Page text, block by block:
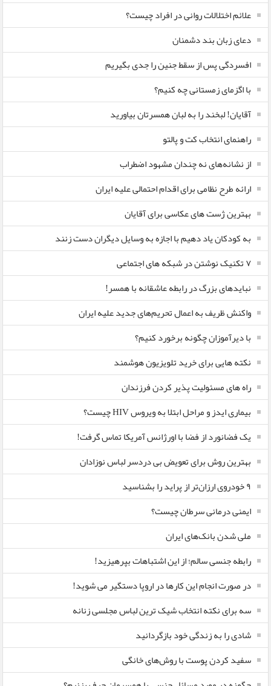
علائم اختلالات روانی در افراد چیست؟
دعای زبان بند دشمنان
افسردگی پس از سقط جنین را جدی بگیریم
با اگزمای زمستانی چه کنیم؟
آقایان! لبخند را به لبان همسرتان بیاورید
راهنمای انتخاب کت و پالتو
از نشانه‌های نه چندان مشهود اضطراب
ارائه طرح نظامی برای اقدام احتمالی علیه ایران
بهترین ژست های عکاسی برای آقایان
به کودکان یاد دهیم با اجازه به وسایل دیگران دست زنند
۷ تکنیک نوشتن در شبکه های اجتماعی
نبایدهای بزرگ در رابطه عاشقانه با همسر!
واکنش ظریف به اعمال تحریم‌های جدید علیه ایران
با دیرآموزان چگونه برخورد کنیم؟
نکته هایی برای خرید تلویزیون هوشمند
راه های مسئولیت پذیر کردن فرزندان
بیماری ایدز و مراحل ابتلا به ویروس HIV چیست؟
یک فضانورد از فضا با اورژانس آمریکا تماس گرفت!
بهترین روش برای تعویض بی دردسر لباس نوزادان
٩ خودروی ارزان‌تر از پراید را بشناسید
ایمنی درمانی سرطان چیست؟
ملی شدن بانک‌های ایران
رابطه جنسی سالم؛ از این اشتباهات بپرهیزید!
در صورت انجام این کارها در اروپا دستگیر می شوید!
سه برای نکته انتخاب شیک ترین لباس مجلسی زنانه
شادی را به زندگی خود بازگردانید
سفید کردن پوست با روش‌های خانگی